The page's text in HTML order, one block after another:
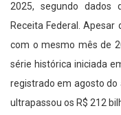
2025, segundo dados
Receita Federal.
com o mesmo mês de
série histórica iniciada
registrado em agosto do
ultrapassou os R$ 212